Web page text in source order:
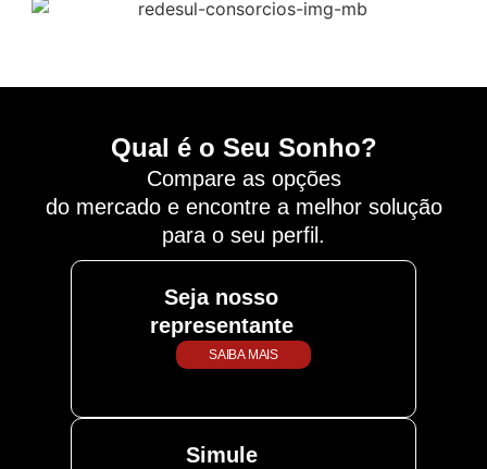
Qual é o Seu Sonho?
Compare as opções
do mercado e encontre a melhor solução
para o seu perfil.
Seja nosso
representante
SAIBA MAIS
Simule